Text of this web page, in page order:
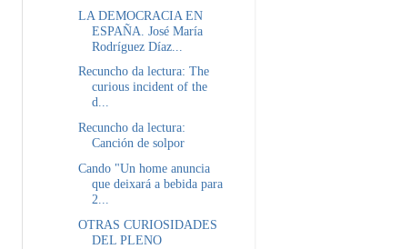
LA DEMOCRACIA EN
ESPAÑA. José María
Rodríguez Díaz...
Recuncho da lectura: The
curious incident of the
d...
Recuncho da lectura:
Canción de solpor
Cando "Un home anuncia
que deixará a bebida para
2...
OTRAS CURIOSIDADES
DEL PLENO